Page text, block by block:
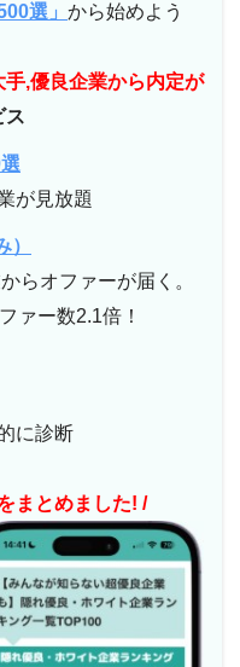
選」 から始めよう
手,優良企業から内定が
ス
が見放題
らオファーが届く。
ァー数2.1倍！
に診断
まとめました! /